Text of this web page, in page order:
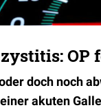
OP
doch noch
akuten